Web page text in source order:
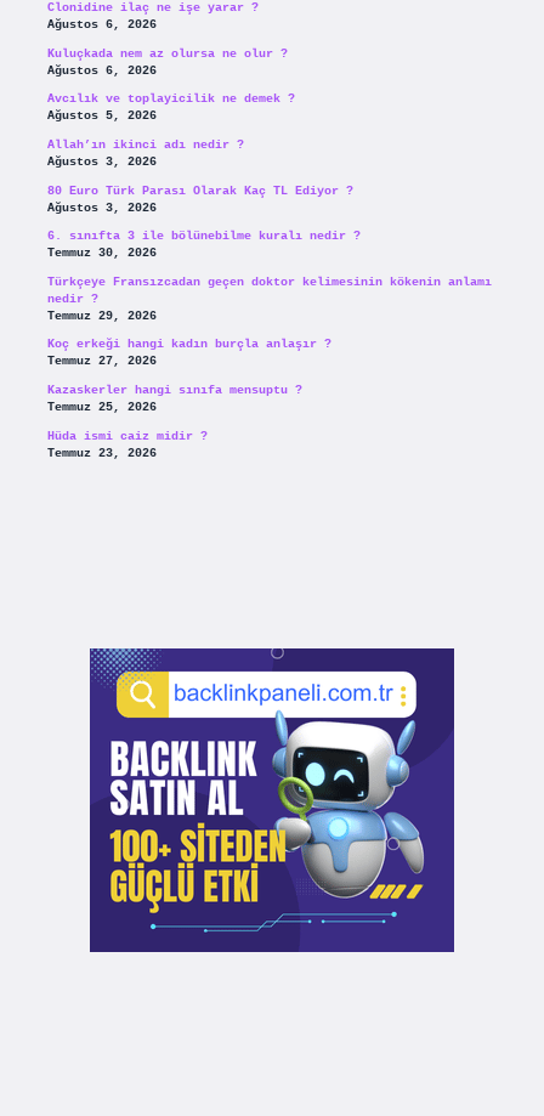
Clonidine ilaç ne işe yarar ?
Ağustos 6, 2026
Kuluçkada nem az olursa ne olur ?
Ağustos 6, 2026
Avcılık ve toplayicilik ne demek ?
Ağustos 5, 2026
Allah’ın ikinci adı nedir ?
Ağustos 3, 2026
80 Euro Türk Parası Olarak Kaç TL Ediyor ?
Ağustos 3, 2026
6. sınıfta 3 ile bölünebilme kuralı nedir ?
Temmuz 30, 2026
Türkçeye Fransızcadan geçen doktor kelimesinin kökenin anlamı
nedir ?
Temmuz 29, 2026
Koç erkeği hangi kadın burçla anlaşır ?
Temmuz 27, 2026
Kazaskerler hangi sınıfa mensuptu ?
Temmuz 25, 2026
Hüda ismi caiz midir ?
Temmuz 23, 2026